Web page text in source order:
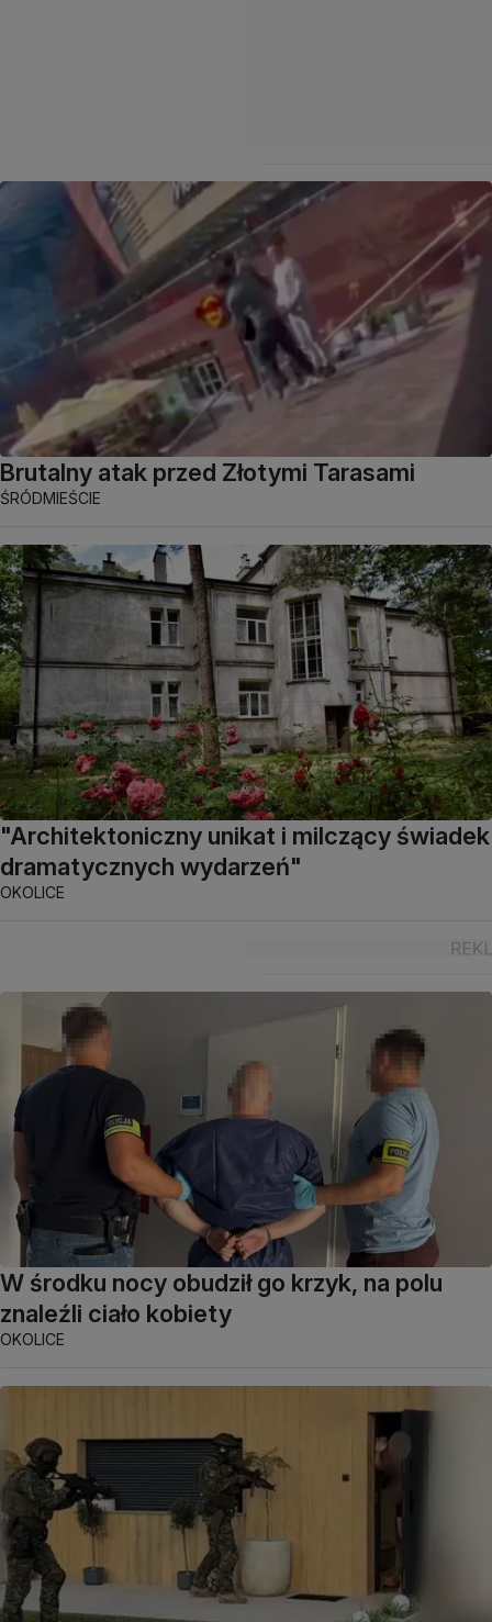
Brutalny atak przed Złotymi Tarasami
ŚRÓDMIEŚCIE
"Architektoniczny unikat i milczący świadek
dramatycznych wydarzeń"
OKOLICE
W środku nocy obudził go krzyk, na polu
znaleźli ciało kobiety
OKOLICE